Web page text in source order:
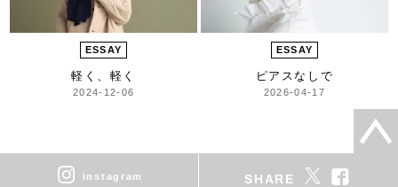
ESSAY
軽く、軽く
2024-12-06
ESSAY
ピアスなしで
2026-04-17
instagram SHARE